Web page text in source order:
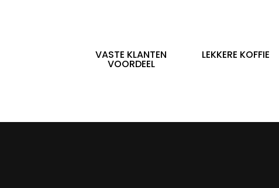
VASTE KLANTEN
VOORDEEL
LEKKERE KOFFIE